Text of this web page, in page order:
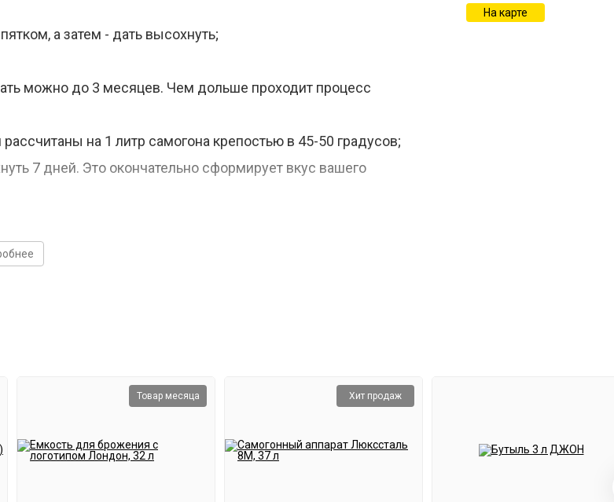
а затем - дать высохнуть;
можно до 3 месяцев. Чем дольше проходит процесс
на 1 литр самогона крепостью в 45-50 градусов;
7 дней. Это окончательно сформирует вкус вашего
На карте
Товар месяца Хит продаж